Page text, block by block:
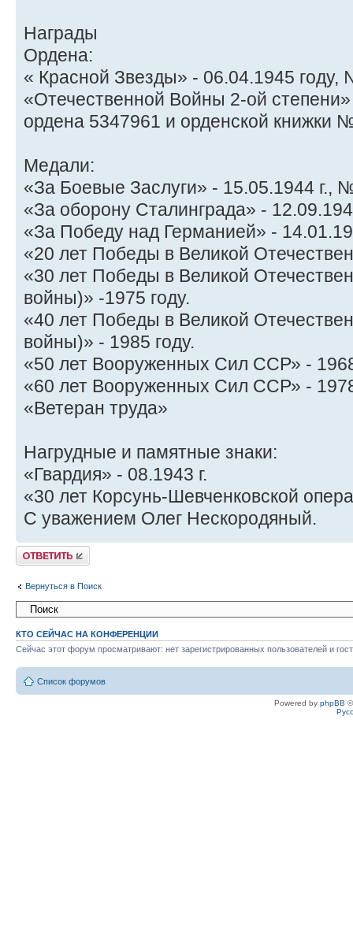
Награды
Ордена:
« Красной Звезды» - 06.04.1945
«Отечественной Войны 2-ой
ордена 5347961 и орденской книжки
Медали:
«За Боевые Заслуги» - 15.05.1944 г.,
«За оборону Сталинграда» -
«За Победу над Германией» -
«20 лет Победы в Великой
«30 лет Победы в Великой
войны)» -1975 году.
«40 лет Победы в Великой
войны)» - 1985 году.
«50 лет Вооруженных Сил ССР» -
«60 лет Вооруженных Сил ССР» -
«Ветеран труда»
Нагрудные и памятные знаки:
«Гвардия» - 08.1943 г.
«30 лет Корсунь-Шевченковской
С уважением Олег Нескородяный.
Ответить
Вернуться в Поиск
КТО СЕЙЧАС НА КОНФЕРЕНЦИИ
Сейчас этот форум просматривают: нет зарегистрированных пользователей и
Список форумов
Powered by phpBB